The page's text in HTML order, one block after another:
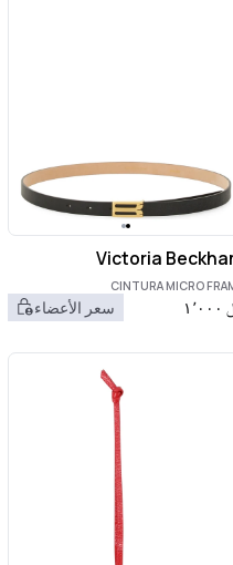
Victoria
CINTURA MICRO
١٬٠٠٠ سعر الأعضاء